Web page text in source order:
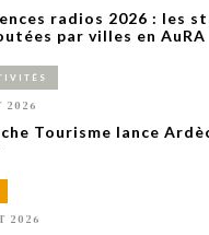
radios 2026 : les
par villes en AuRA
2026
Tourisme lance
2026